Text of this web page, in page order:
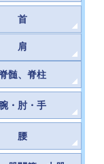
首
肩
髄、脊柱
腕・肘・手
腰